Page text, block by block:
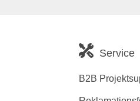
Service
B2B